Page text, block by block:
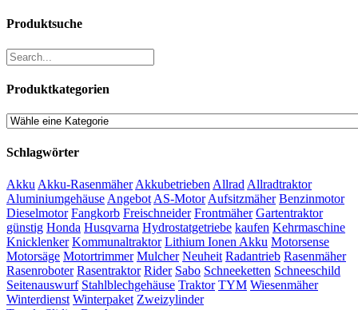
Produktsuche
Produktkategorien
Schlagwörter
Akku Akku-Rasenmäher Akkubetrieben Allrad Allradtraktor
Aluminiumgehäuse Angebot AS-Motor Aufsitzmäher Benzinmotor
Dieselmotor Fangkorb Freischneider Frontmäher Gartentraktor
günstig Honda Husqvarna Hydrostatgetriebe kaufen Kehrmaschine
Knicklenker Kommunaltraktor Lithium Ionen Akku Motorsense
Motorsäge Motortrimmer Mulcher Neuheit Radantrieb Rasenmäher
Rasenroboter Rasentraktor Rider Sabo Schneeketten Schneeschild
Seitenauswurf Stahlblechgehäuse Traktor TYM Wiesenmäher
Winterdienst Winterpaket Zweizylinder